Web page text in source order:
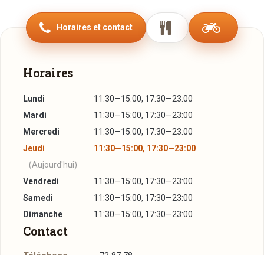
pâte de piment et du gingembre qui domine la marinade. Sur
commande nous pouvons également vous préparer des
sushis. Tous nos plats sont à emporter. Nous offrons
rayon de 10km. Pour votre facilité, il y a un grand parking à
proximité. Laissez-vous tenter par notre cuisine coréenne
et chinoise !
Horaires et contact
Horaires
Lundi
11:30—15:00, 17:30—23:00
Mardi
11:30—15:00, 17:30—23:00
Mercredi
11:30—15:00, 17:30—23:00
Jeudi
11:30—15:00, 17:30—23:00
(Aujourd'hui)
Vendredi
11:30—15:00, 17:30—23:00
Samedi
11:30—15:00, 17:30—23:00
Dimanche
11:30—15:00, 17:30—23:00
Contact